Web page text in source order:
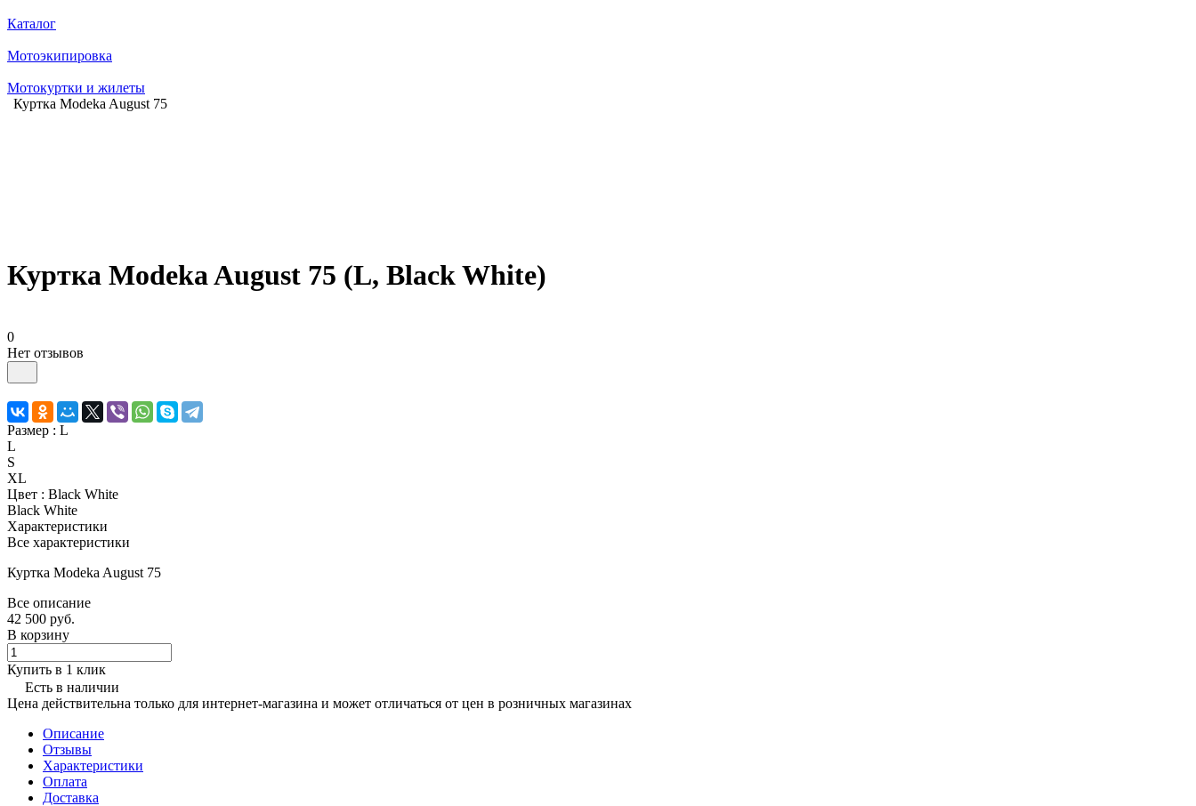
Каталог
Мотоэкипировка
Мотокуртки и жилеты
Куртка Modeka August 75
Куртка Modeka August 75 (L, Black White)
0
Нет отзывов
Размер : L
L
S
XL
Цвет : Black White
Black White
Характеристики
Все характеристики
Куртка Modeka August 75
Все описание
42 500 руб.
В корзину
Купить в 1 клик
Есть в наличии
Цена действительна только для интернет-магазина и может отличаться от цен в розничных магазинах
Описание
Отзывы
Характеристики
Оплата
Доставка